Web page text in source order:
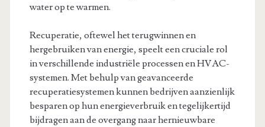
water op te warmen.
Recuperatie, oftewel het terugwinnen en
hergebruiken van energie, speelt een cruciale rol
in verschillende industriële processen en HVAC-
systemen. Met behulp van geavanceerde
recuperatiesystemen kunnen bedrijven aanzienlijk
besparen op hun energieverbruik en tegelijkertijd
bijdragen aan de overgang naar hernieuwbare